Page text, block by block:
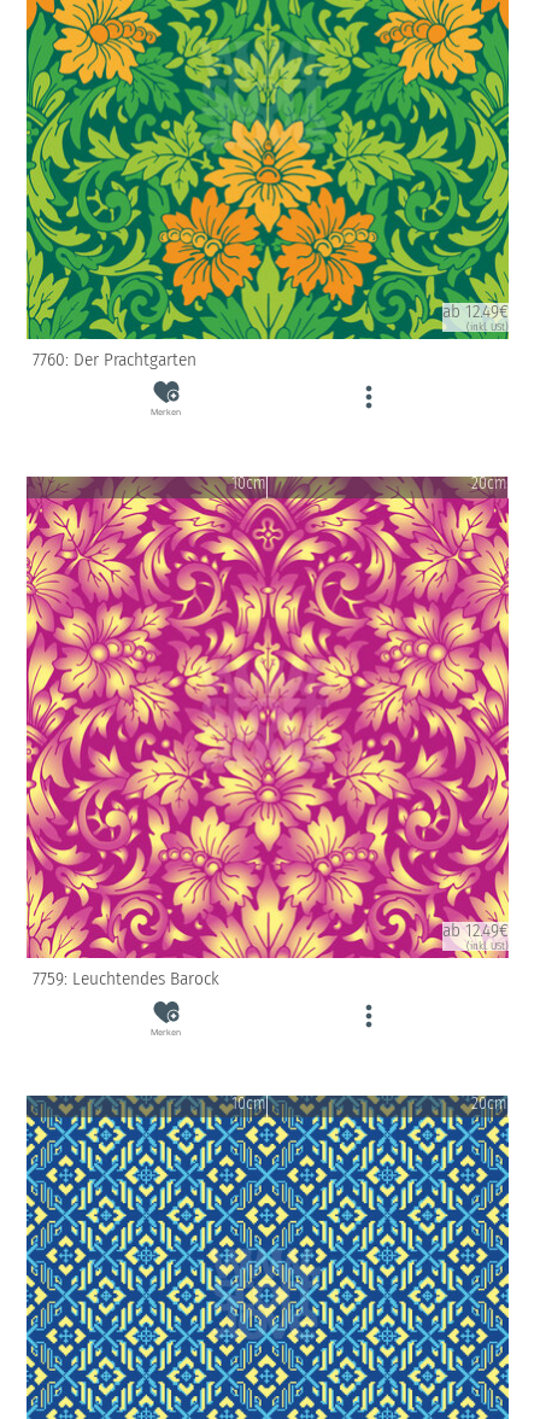
ab 12.49€
(inkl. USt)
7760: Der Prachtgarten
Merken
10cm 20cm
ab 12.49€
(inkl. USt)
7759: Leuchtendes Barock
Merken
10cm 20cm